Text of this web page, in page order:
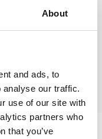
About
and ads, to
analyse our traffic.
use of our site with
partners who
that you’ve